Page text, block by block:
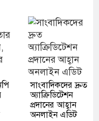
সাংবাদিকদের দ্রুত
অ্যাক্রিডিটেশন
প্রদানের আহ্বান
অনলাইন এডিট